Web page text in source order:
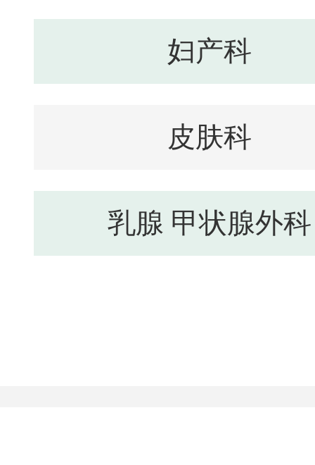
妇产科
皮肤科
乳腺 甲状腺外科